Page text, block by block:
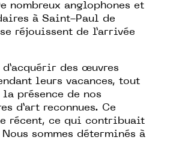
nombreux anglophones et
à Saint-Paul de
réjouissent de l’arrivée
des œuvres
leurs vacances, tout
présence de nos
d’art reconnues. Ce
récent, ce qui contribuait
sommes déterminés à